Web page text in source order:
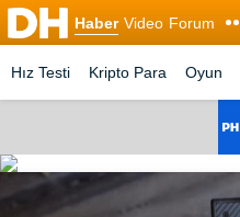
Haber Video Forum
Hız Testi Kripto Para Oyun